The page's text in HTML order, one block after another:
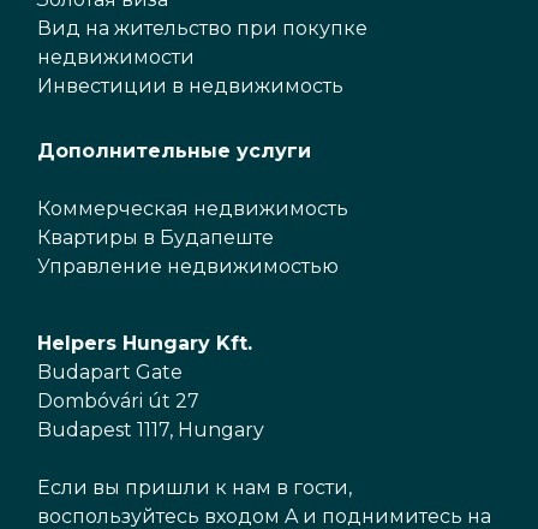
Вид на жительство при покупке
недвижимости
Инвестиции в недвижимость
Дополнительные услуги
Коммерческая недвижимость
Квартиры в Будапеште
Управление недвижимостью
Helpers Hungary Kft.
Budapart Gate
Dombóvári út 27
Budapest 1117, Hungary
Если вы пришли к нам в гости,
воспользуйтесь входом A и поднимитесь на